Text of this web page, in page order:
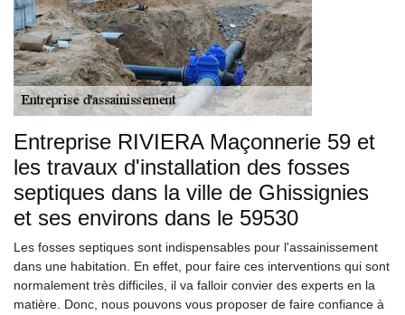
Entreprise RIVIERA Maçonnerie 59 et
les travaux d'installation des fosses
septiques dans la ville de Ghissignies
et ses environs dans le 59530
Les fosses septiques sont indispensables pour l'assainissement
dans une habitation. En effet, pour faire ces interventions qui sont
normalement très difficiles, il va falloir convier des experts en la
matière. Donc, nous pouvons vous proposer de faire confiance à